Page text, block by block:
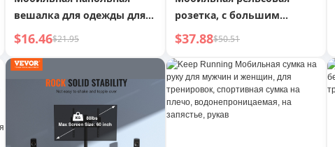
вешалка для одежды для
спальни, прикроватная
дома, гостиной, вешалка
для пальто и шляп
$16.46$21.95
розетка, с большим
расстоянием, открытая,
питания для домашнего
буфета, быстрая зарядка,
скользящая рельсовая
сетевая полоса
$37.88$50.51